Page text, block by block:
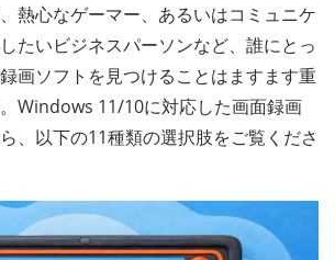
熱心なゲーマー、あるいはコミュニケ
たいビジネスパーソンなど、誰にとっ
画ソフトを見つけることはますます重
Windows 11/10に対応した画面録画
、以下の11種類の選択肢をご覧くださ